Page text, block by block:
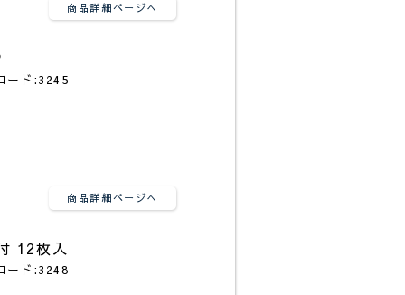
商品詳細ページへ
ード:3245
商品詳細ページへ
12枚入
ード:3248